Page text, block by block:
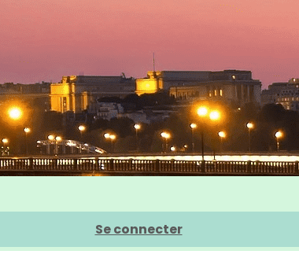
Se connecter